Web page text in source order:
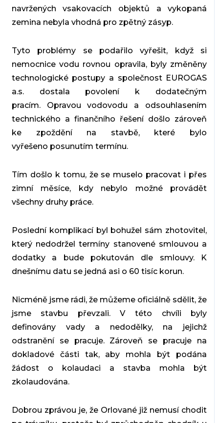
navržených vsakovacích objektů a vykopaná
zemina nebyla vhodná pro zpětný zásyp.
Tyto problémy se podařilovyřešit, když si
nemocnice vodu rovnou opravila, byly změněny
technologické postupy a společnost EUROGAS
a.s. dostala povolení k dodatečným
pracím. Opravou vodovodu a odsouhlasením
technického a finančního řešení došlo zároveň
ke zpoždění na stavbě, které bylo
vyřešeno posunutím termínu.
Tím došlo k tomu, že se muselo pracovat i přes
zimní měsíce, kdy nebylo možnéprovádět
všechny druhy práce.
Poslední komplikací byl bohužel sám zhotovitel,
který nedodržel termíny stanovené smlouvou a
dodatky a bude pokutován dle smlouvy. K
dnešnímu datu se jedná asi o 60 tisíc korun.
Nicméně jsme rádi, že můžeme oficiálně sdělit, že
jsme stavbu převzali. V této chvíli byly
definovány vady a nedodělky, na jejichž
odstranění se pracuje. Zároveň se pracuje na
dokladové části tak, aby mohla být podána
žádost o kolaudaci a stavba mohla být
zkolaudována.
Dobrou zprávou je, že Orlované již nemusí chodit